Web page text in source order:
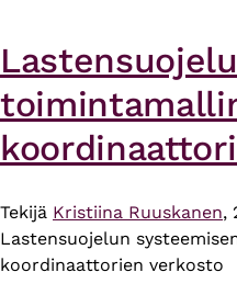
Tekijä Kristiina Ruuskanen,
Lastensuojelun
koordinaattorien verkosto